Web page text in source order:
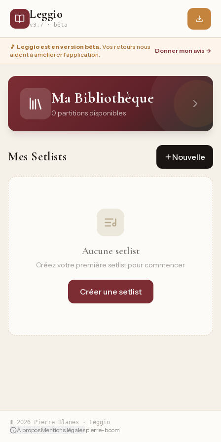
Leggio
v3.7 · bêta
🎵 Leggio est en version bêta. Vos retours nous
aident à améliorer l'application.
Donner mon avis →
Ma Bibliothèque
0 partitions disponibles
Mes Setlists Nouvelle
Aucune setlist
Créez votre première setlist pour commencer
Créer une setlist
© 2026 Pierre Blanes · Leggio
À propos·Mentions légales·pierre-b.com